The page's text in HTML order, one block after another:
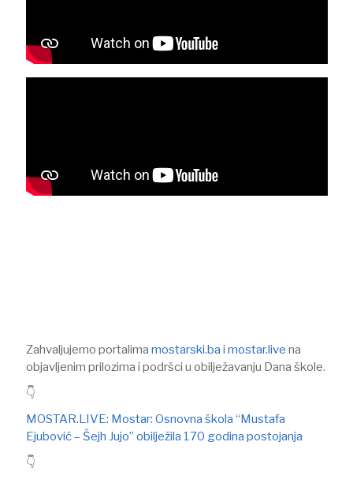
Zahvaljujemo portalima mostarski.ba i mostar.live na
objavljenim prilozima i podršci u obilježavanju Dana škole.
👇
MOSTAR.LIVE: Mostar: Osnovna škola “Mustafa
Ejubović – Šejh Jujo” obilježila 170 godina postojanja
👇